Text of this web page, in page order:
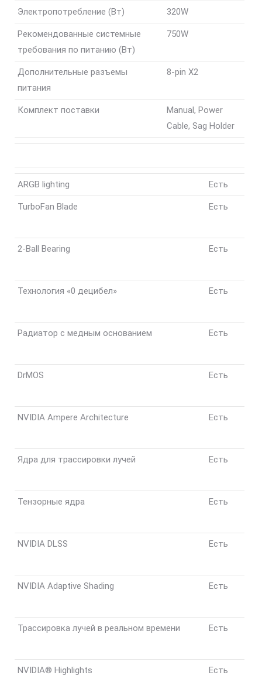
Электропотребление (Вт) 320W
Рекомендованные системные
требования по питанию (Вт)
750W
Дополнительные разъемы
питания
8-pin X2
Комплект поставки
Manual, Power
Cable, Sag Holder
ARGB lighting Есть
TurboFan Blade Есть
2-Ball Bearing Есть
Технология «0 децибел» Есть
Радиатор с медным основанием Есть
DrMOS Есть
NVIDIA Ampere Architecture Есть
Ядра для трассировки лучей Есть
Тензорные ядра Есть
NVIDIA DLSS Есть
NVIDIA Adaptive Shading Есть
Трассировка лучей в реальном времени Есть
NVIDIA® Highlights Есть